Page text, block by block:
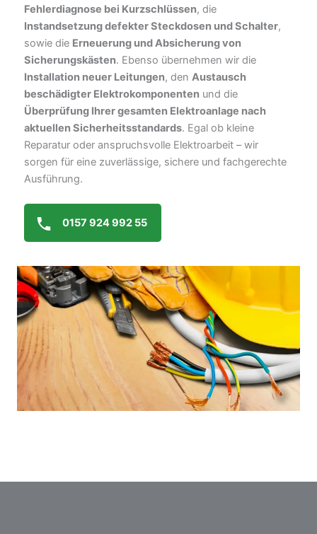
Fehlerdiagnose bei Kurzschlüssen, die
Instandsetzung defekter Steckdosen und Schalter,
sowie die Erneuerung und Absicherung von
Sicherungskästen. Ebenso übernehmen wir die
Installation neuer Leitungen, den Austausch
beschädigter Elektrokomponenten und die
Überprüfung Ihrer gesamten Elektroanlage nach
aktuellen Sicherheitsstandards. Egal ob kleine
Reparatur oder anspruchsvolle Elektroarbeit – wir
sorgen für eine zuverlässige, sichere und fachgerechte
Ausführung.
0157 924 992 55